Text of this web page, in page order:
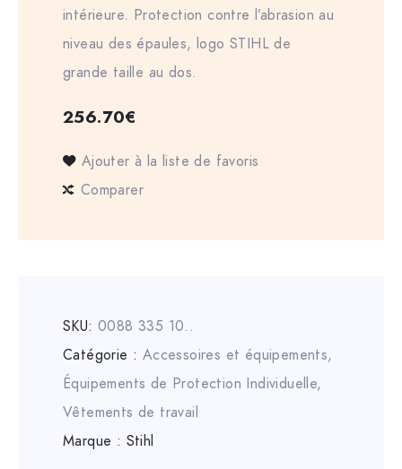
intérieure. Protection contre l’abrasion au
niveau des épaules, logo STIHL de
grande taille au dos.
256.70€
Ajouter à la liste de favoris
Comparer
SKU: 0088 335 10..
Catégorie : Accessoires et équipements,
Équipements de Protection Individuelle,
Vêtements de travail
Marque : Stihl